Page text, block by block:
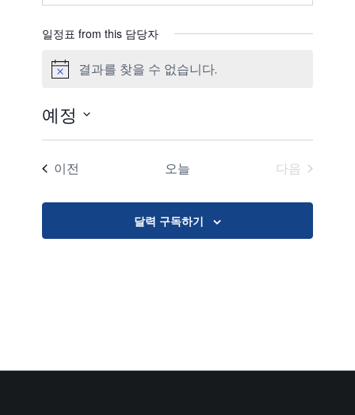
일정표 from this 담당자
공
결과를 찾을 수 없습니다.
예정
날
를
선
합
이전 오늘
다음
달력 구독하기